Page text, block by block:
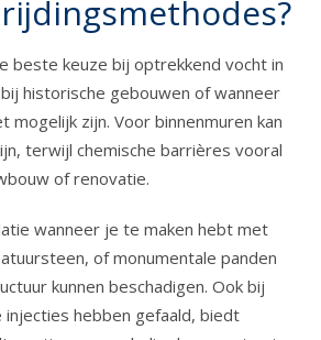
beste keuze bij optrekkend vocht in
historische gebouwen of wanneer
mogelijk zijn. Voor binnenmuren kan
terwijl chemische barrières vooral
of renovatie.
wanneer je te maken hebt met
of monumentale panden
kunnen beschadigen. Ook bij
hebben gefaald, biedt